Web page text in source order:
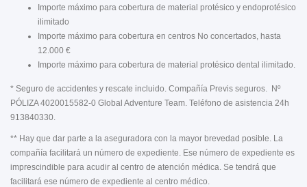
Importe máximo para cobertura de material protésico y endoprotésico
ilimitado
Importe máximo para cobertura en centros No concertados, hasta
12.000 €
Importe máximo para cobertura de material protésico dental ilimitado.
* Seguro de accidentes y rescate incluido. Compañía Previs seguros. Nº
PÓLIZA 4020015582-0 Global Adventure Team. Teléfono de asistencia 24h
913840330.
** Hay que dar parte a la aseguradora con la mayor brevedad posible. La
compañía facilitará un número de expediente. Ese número de expediente es
imprescindible para acudir al centro de atención médica. Se tendrá que
facilitará ese número de expediente al centro médico.